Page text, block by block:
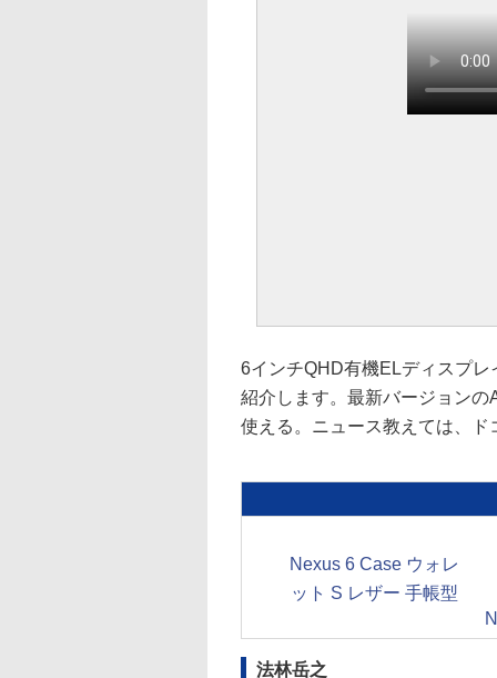
6インチQHD有機ELディスプ
紹介します。最新バージョンの
使える。ニュース教えては、ド
Nexus 6 Case ウォレ
ット S レザー 手帳型
法林岳之